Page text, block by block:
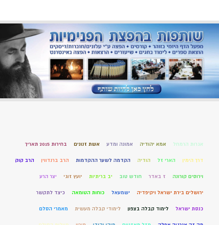
אגרות הרמחל אמא יהודיה אמונה ומדע אשת זנונים בחירות 2015 תאריך
דרך הימין הארי זל הודיה הקדמה לשער ההקדמות הרב ברנדווין הרב קוק
וירוסים קורונה ז באדר חודש טוב יב בריתיות יועץ זוגי יצר הרע
ירושלים בירת ישראל ויקיפדיה ישמעאל כוחות הטומאה כיצד לתקשר
כנסת ישראל לימוד קבלה בצפון לימודי קבלה מעשית מאמרי הסלם